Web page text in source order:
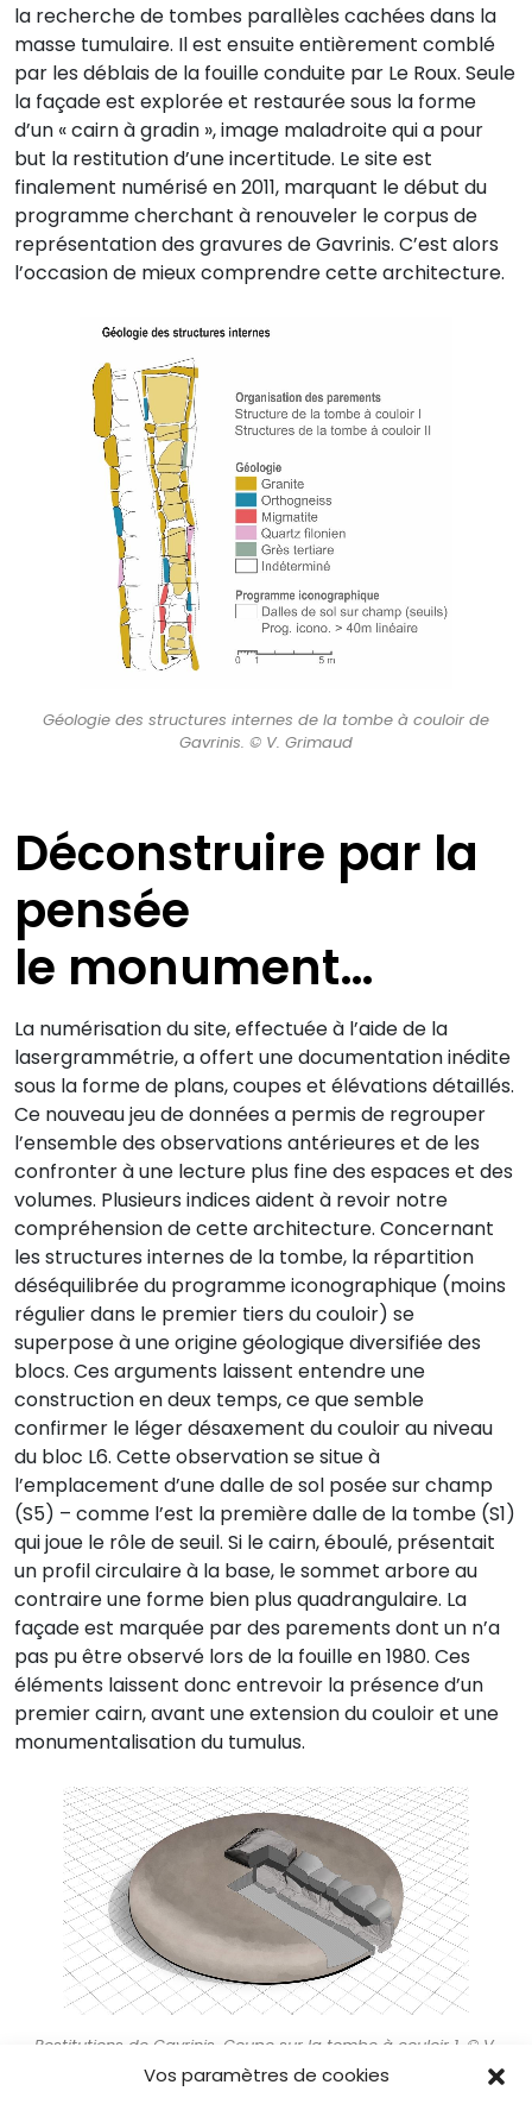
Vos paramètres de cookies
la recherche de tombes parallèles cachées dans la
masse tumulaire. Il est ensuite entièrement comblé
par les déblais de la fouille conduite par Le Roux. Seule
la façade est explorée et restaurée sous la forme
d’un « cairn à gradin », image maladroite qui a pour
but la restitution d’une incertitude. Le site est
finalement numérisé en 2011, marquant le début du
programme cherchant à renouveler le corpus de
représentation des gravures de Gavrinis. C’est alors
l’occasion de mieux comprendre cette architecture.
Géologie des structures internes de la tombe à couloir de
Gavrinis. © V. Grimaud
Déconstruire par la
pensée
le monument…
La numérisation du site, effectuée à l’aide de la
lasergrammétrie, a offert une documentation inédite
sous la forme de plans, coupes et élévations détaillés.
Ce nouveau jeu de données a permis de regrouper
l’ensemble des observations antérieures et de les
confronter à une lecture plus fine des espaces et des
volumes. Plusieurs indices aident à revoir notre
compréhension de cette architecture. Concernant
les structures internes de la tombe, la répartition
déséquilibrée du programme iconographique (moins
régulier dans le premier tiers du couloir) se
superpose à une origine géologique diversifiée des
blocs. Ces arguments laissent entendre une
construction en deux temps, ce que semble
confirmer le léger désaxement du couloir au niveau
du bloc L6. Cette observation se situe à
l’emplacement d’une dalle de sol posée sur champ
(S5) – comme l’est la première dalle de la tombe (S1)
qui joue le rôle de seuil. Si le cairn, éboulé, présentait
un profil circulaire à la base, le sommet arbore au
contraire une forme bien plus quadrangulaire. La
façade est marquée par des parements dont un n’a
pas pu être observé lors de la fouille en 1980. Ces
éléments laissent donc entrevoir la présence d’un
premier cairn, avant une extension du couloir et une
monumentalisation du tumulus.
Restitutions de Gavrinis. Coupe sur la tombe à couloir 1. © V.
Grimaud